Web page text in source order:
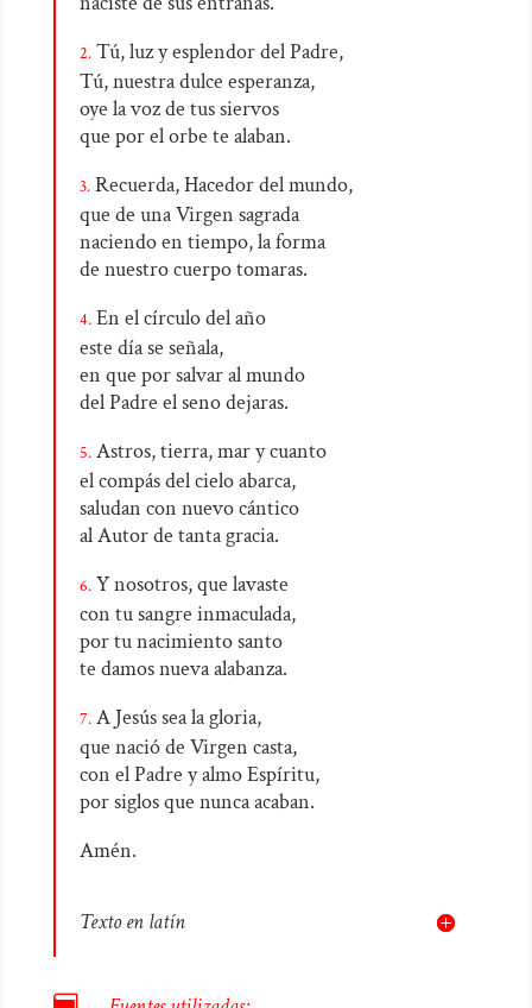
2.Tú, luz y esplendor del Padre,
Tú, nuestra dulce esperanza,
oye la voz de tus siervos
que por el orbe te alaban.
3.Recuerda, Hacedor del mundo,
que de una Virgen sagrada
naciendo en tiempo, la forma
de nuestro cuerpo tomaras.
4.En el círculo del año
este día se señala,
en que por salvar al mundo
del Padre el seno dejaras.
5.Astros, tierra, mar y cuanto
el compás del cielo abarca,
saludan con nuevo cántico
al Autor de tanta gracia.
6.Y nosotros, que lavaste
con tu sangre inmaculada,
por tu nacimiento santo
te damos nueva alabanza.
7.A Jesús sea la gloria,
que nació de Virgen casta,
con el Padre y almo Espíritu,
por siglos que nunca acaban.
Amén.
Texto en latín